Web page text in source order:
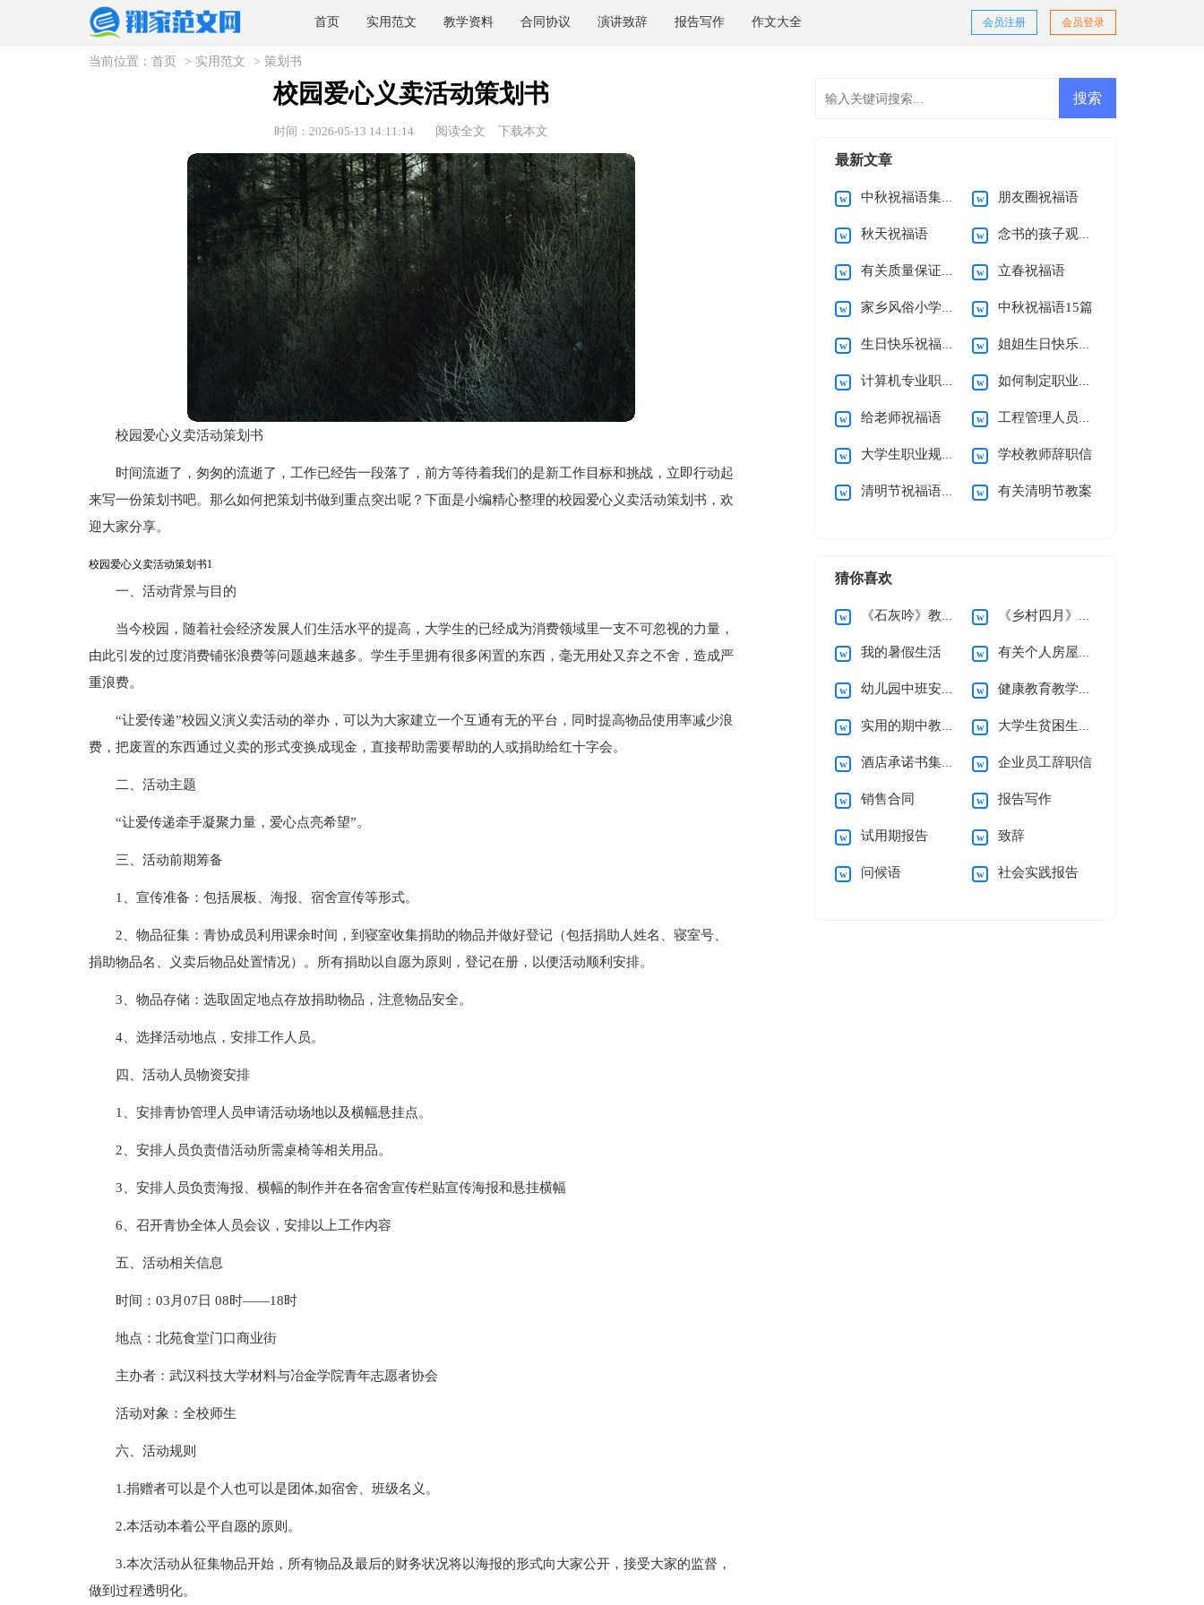
首页 实用范文 教学资料 合同协议 演讲致辞 报告写作 作文大全 会员登录
会员注册
当前位置： 首页 > 实用范文 > 策划书
校园爱心义卖活动策划书
时间：2026-05-13 14:11:14 阅读全文 下载本文
校园爱心义卖活动策划书
时间流逝了，匆匆的流逝了，工作已经告一段落了，前方等待着我们的是新工作目标和挑战，立即行动起
来写一份策划书吧。那么如何把策划书做到重点突出呢？下面是小编精心整理的校园爱心义卖活动策划书，欢
迎大家分享。
校园爱心义卖活动策划书1
一、活动背景与目的
当今校园，随着社会经济发展人们生活水平的提高，大学生的已经成为消费领域里一支不可忽视的力量，
由此引发的过度消费铺张浪费等问题越来越多。学生手里拥有很多闲置的东西，毫无用处又弃之不舍，造成严
重浪费。
“让爱传递”校园义演义卖活动的举办，可以为大家建立一个互通有无的平台，同时提高物品使用率减少浪
费，把废置的东西通过义卖的形式变换成现金，直接帮助需要帮助的人或捐助给红十字会。
二、活动主题
“让爱传递牵手凝聚力量，爱心点亮希望”。
三、活动前期筹备
1、宣传准备：包括展板、海报、宿舍宣传等形式。
2、物品征集：青协成员利用课余时间，到寝室收集捐助的物品并做好登记（包括捐助人姓名、寝室号、
捐助物品名、义卖后物品处置情况）。所有捐助以自愿为原则，登记在册，以便活动顺利安排。
3、物品存储：选取固定地点存放捐助物品，注意物品安全。
4、选择活动地点，安排工作人员。
四、活动人员物资安排
1、安排青协管理人员申请活动场地以及横幅悬挂点。
2、安排人员负责借活动所需桌椅等相关用品。
3、安排人员负责海报、横幅的制作并在各宿舍宣传栏贴宣传海报和悬挂横幅
6、召开青协全体人员会议，安排以上工作内容
五、活动相关信息
时间：03月07日 08时——18时
地点：北苑食堂门口商业街
主办者：武汉科技大学材料与冶金学院青年志愿者协会
活动对象：全校师生
六、活动规则
1.捐赠者可以是个人也可以是团体,如宿舍、班级名义。
2.本活动本着公平自愿的原则。
3.本次活动从征集物品开始，所有物品及最后的财务状况将以海报的形式向大家公开，接受大家的监督，
做到过程透明化。
最新文章
中秋祝福语集合15篇 朋友圈祝福语
秋天祝福语 念书的孩子观后感
有关质量保证承诺书范文集合七篇 立春祝福语
家乡风俗小学作文 中秋祝福语15篇
生日快乐祝福语15篇 姐姐生日快乐祝福语
计算机专业职业规划书 如何制定职业规划
给老师祝福语 工程管理人员述职报告
大学生职业规划(15篇) 学校教师辞职信
清明节祝福语(15篇) 有关清明节教案
猜你喜欢
《石灰吟》教案5篇 《乡村四月》说课稿
我的暑假生活 有关个人房屋租赁合同范文10篇
幼儿园中班安全工作计划 健康教育教学计划
实用的期中教学总结3篇 大学生贫困生助学金申请书
酒店承诺书集锦六篇 企业员工辞职信
销售合同 报告写作
试用期报告 致辞
问候语 社会实践报告